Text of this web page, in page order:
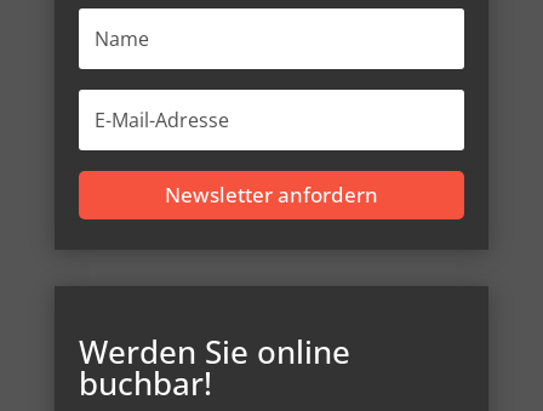
Newsletter anfordern
Werden Sie online
buchbar!